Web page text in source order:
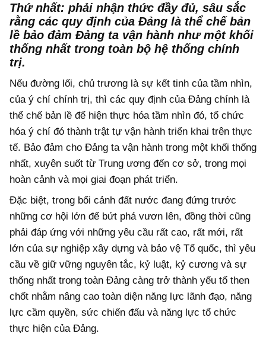
Thứ nhất: phải nhận thức đầy đủ, sâu sắc
rằng các quy định của Đảng là thể chế bản
lề bảo đảm Đảng ta vận hành như một khối
thống nhất trong toàn bộ hệ thống chính
trị.
Nếu đường lối, chủ trương là sự kết tinh của tầm nhìn,
của ý chí chính trị, thì các quy định của Đảng chính là
thể chế bản lề để hiện thực hóa tầm nhìn đó, tổ chức
hóa ý chí đó thành trật tự vận hành triển khai trên thực
tế. Bảo đảm cho Đảng ta vận hành trong một khối thống
nhất, xuyên suốt từ Trung ương đến cơ sở, trong mọi
hoàn cảnh và mọi giai đoạn phát triển.
Đặc biệt, trong bối cảnh đất nước đang đứng trước
những cơ hội lớn để bứt phá vươn lên, đồng thời cũng
phải đáp ứng với những yêu cầu rất cao, rất mới, rất
lớn của sự nghiệp xây dựng và bảo vệ Tổ quốc, thì yêu
cầu về giữ vững nguyên tắc, kỷ luật, kỷ cương và sự
thống nhất trong toàn Đảng càng trở thành yếu tố then
chốt nhằm nâng cao toàn diện năng lực lãnh đạo, năng
lực cầm quyền, sức chiến đấu và năng lực tổ chức
thực hiện của Đảng.